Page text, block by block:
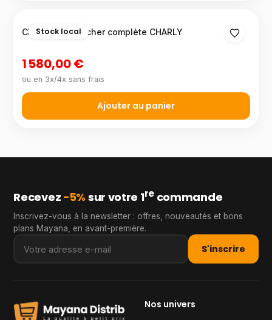
Stock local
Chambre à coucher complète CHARLY
1 580,00 €
ou en 3x/4x sans frais
Ajouter au panier
Recevez −5% sur votre 1recommande
Inscrivez-vous à la newsletter : offres, nouveautés et bons
plans Mayana, en avant-première.
S'inscrire
Nos univers